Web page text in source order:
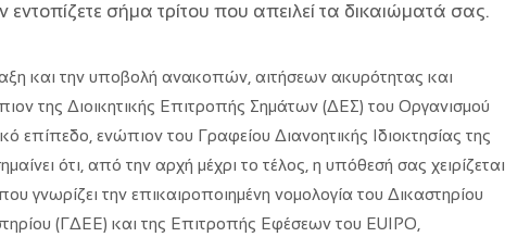
σήμα τρίτου που απειλεί τα δικαιώματά σας.
και την υποβολή ανακοπών, αιτήσεων ακυρότητας και
της Διοικητικής Επιτροπής Σημάτων (ΔΕΣ) του Οργανισμού
επίπεδο, ενώπιον του Γραφείου Διανοητικής Ιδιοκτησίας της
ότι, από την αρχή μέχρι το τέλος, η υπόθεσή σας χειρίζεται
γνωρίζει την επικαιροποιημένη νομολογία του Δικαστηρίου
(ΓΔΕΕ) και της Επιτροπής Εφέσεων του EUIPO,